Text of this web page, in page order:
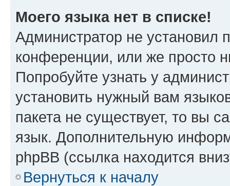
Моего языка нет в списке!
Администратор не установил
конференции, или же просто
Попробуйте узнать у
установить нужный вам
пакета не существует, то вы
язык. Дополнительную
phpBB (ссылка находится
Вернуться к началу